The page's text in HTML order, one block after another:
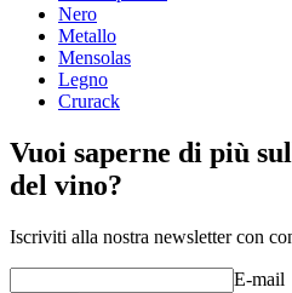
Peso (kg)
Nero
Metallo
Mensolas
Legno
Crurack
Vuoi saperne di più
del vino?
Iscriviti alla nostra newsletter con
E-mail